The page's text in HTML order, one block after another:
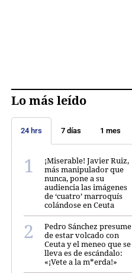
Lo más leído
24 hrs 7 días 1 mes
¡Miserable! Javier Ruiz,
más manipulador que
nunca, pone a su
audiencia las imágenes
de ‘cuatro’ marroquís
colándose en Ceuta
Pedro Sánchez presume
de estar volcado con
Ceuta y el meneo que se
lleva es de escándalo:
«¡Vete a la m*erda!»